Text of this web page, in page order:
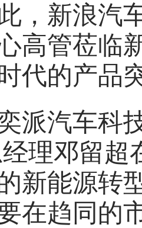
新浪汽车
高管莅临
代的产品
汽车科技
理邓留超
新能源转
在趋同的